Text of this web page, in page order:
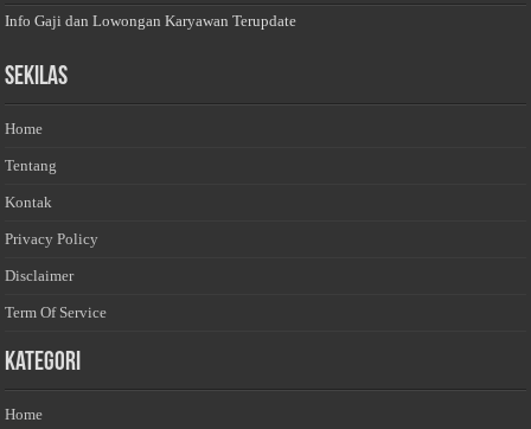
Info Gaji dan Lowongan Karyawan Terupdate
Sekilas
Home
Tentang
Kontak
Privacy Policy
Disclaimer
Term Of Service
Kategori
Home